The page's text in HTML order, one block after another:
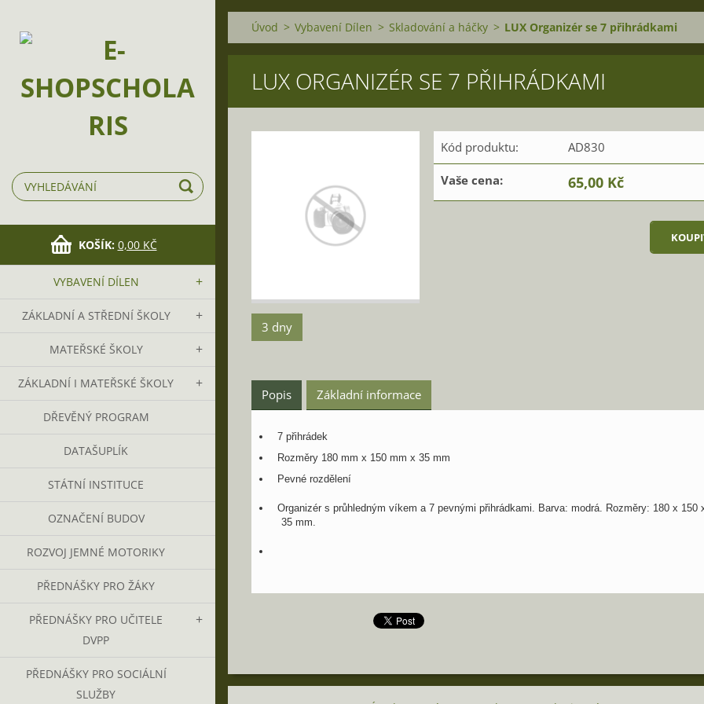
KOŠÍK: 0,00 KČ
VYBAVENÍ DÍLEN
ZÁKLADNÍ A STŘEDNÍ ŠKOLY
MATEŘSKÉ ŠKOLY
ZÁKLADNÍ I MATEŘSKÉ ŠKOLY
DŘEVĚNÝ PROGRAM
DATAŠUPLÍK
STÁTNÍ INSTITUCE
OZNAČENÍ BUDOV
ROZVOJ JEMNÉ MOTORIKY
PŘEDNÁŠKY PRO ŽÁKY
PŘEDNÁŠKY PRO UČITELE
DVPP
PŘEDNÁŠKY PRO SOCIÁLNÍ
SLUŽBY
Úvod > Vybavení Dílen > Skladování a háčky > LUX Organizér se 7 přihrádkami
LUX ORGANIZÉR SE 7 PŘIHRÁDKAMI
3 dny
Kód produktu: AD830
Vaše cena: 65,00 Kč
Popis Základní informace
7 přihrádek
Rozměry 180 mm x 150 mm x 35 mm
Pevné rozdělení
Organizér s průhledným víkem a 7 pevnými přihrádkami. Barva: modrá. Rozměry: 180 x 150
35 mm.